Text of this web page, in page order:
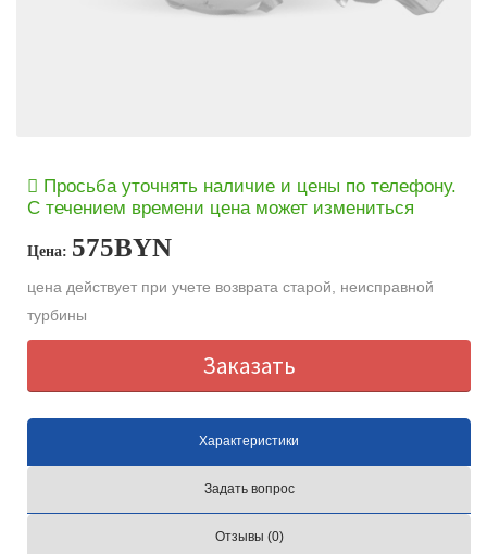
Просьба уточнять наличие и цены по телефону.
С течением времени цена может измениться
Цена: 575BYN
цена действует при учете возврата старой, неисправной
турбины
Заказать
Характеристики
Задать вопрос
Отзывы (0)